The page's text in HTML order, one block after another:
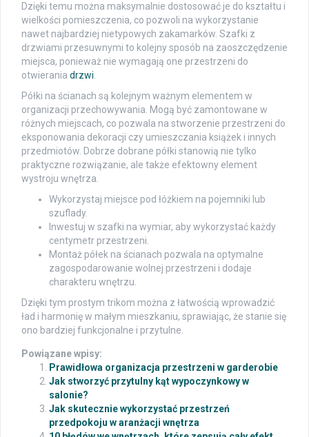
Dzięki temu można maksymalnie dostosować je do kształtu i
wielkości pomieszczenia, co pozwoli na wykorzystanie
nawet najbardziej nietypowych zakamarków. Szafki z
drzwiami przesuwnymi to kolejny sposób na zaoszczędzenie
miejsca, ponieważ nie wymagają one przestrzeni do
otwierania drzwi.
Półki na ścianach są kolejnym ważnym elementem w
organizacji przechowywania. Mogą być zamontowane w
różnych miejscach, co pozwala na stworzenie przestrzeni do
eksponowania dekoracji czy umieszczania książek i innych
przedmiotów. Dobrze dobrane półki stanowią nie tylko
praktyczne rozwiązanie, ale także efektowny element
wystroju wnętrza.
Wykorzystaj miejsce pod łóżkiem na pojemniki lub
szuflady.
Inwestuj w szafki na wymiar, aby wykorzystać każdy
centymetr przestrzeni.
Montaż półek na ścianach pozwala na optymalne
zagospodarowanie wolnej przestrzeni i dodaje
charakteru wnętrzu.
Dzięki tym prostym trikom można z łatwością wprowadzić
ład i harmonię w małym mieszkaniu, sprawiając, że stanie się
ono bardziej funkcjonalne i przytulne.
Powiązane wpisy:
Prawidłowa organizacja przestrzeni w garderobie
Jak stworzyć przytulny kąt wypoczynkowy w
salonie?
Jak skutecznie wykorzystać przestrzeń
przedpokoju w aranżacji wnętrza